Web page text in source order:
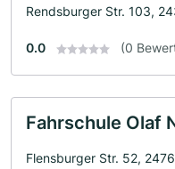
Rendsburger Str. 103,
0.0 (0
Fahrschule Olaf
Flensburger Str. 52,